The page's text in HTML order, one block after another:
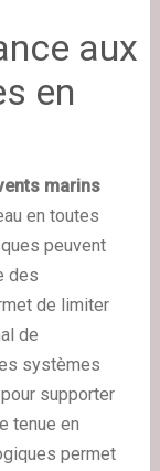
aux
en
marins
en toutes
peuvent
des
de limiter
de
systèmes
supporter
tenue en
permet